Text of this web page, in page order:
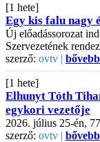
[1 hete]
Egy kis falu nagy
Új előadássorozat
Szervezetének
szerző: ovtv |
[1 hete]
Elhunyt Tóth
egykori vezetője
2026. július 25-én,
szerző: ovtv |